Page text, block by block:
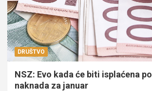
DRUŠTVO
NSZ: Evo kada će biti isplaćena
naknada za januar